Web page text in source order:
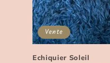
Vente
Echiquier Soleil